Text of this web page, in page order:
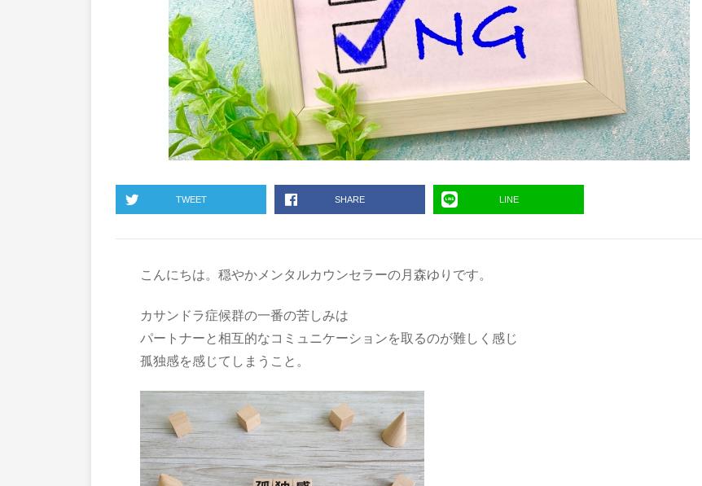
TWEET SHARE LINE
こんにちは。穏やかメンタルカウンセラーの月森ゆりです。
カサンドラ症候群の一番の苦しみは
パートナーと相互的なコミュニケーションを取るのが難しく感じ
孤独感を感じてしまうこと。